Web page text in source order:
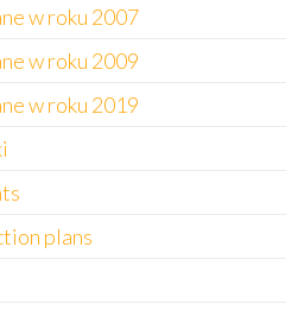
w roku 2007
w roku 2009
w roku 2019
plans